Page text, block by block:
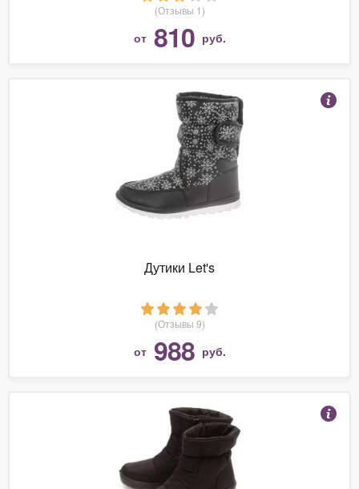
(Отзывы 1)
от 810 руб.
Дутики Let's
(Отзывы 9)
от 988 руб.